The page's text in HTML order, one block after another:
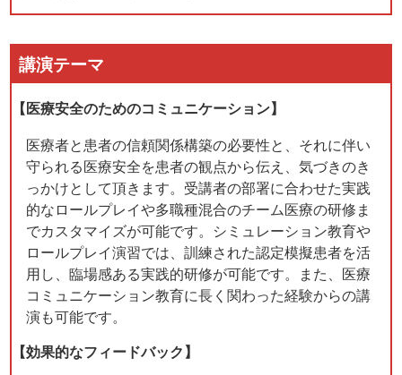
講演テーマ
【医療安全のためのコミュニケーション】
医療者と患者の信頼関係構築の必要性と、それに伴い
守られる医療安全を患者の観点から伝え、気づきのき
っかけとして頂きます。受講者の部署に合わせた実践
的なロールプレイや多職種混合のチーム医療の研修ま
でカスタマイズが可能です。シミュレーション教育や
ロールプレイ演習では、訓練された認定模擬患者を活
用し、臨場感ある実践的研修が可能です。また、医療
コミュニケーション教育に長く関わった経験からの講
演も可能です。
【効果的なフィードバック】